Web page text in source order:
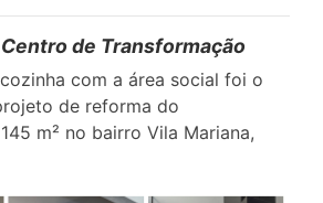
de Transformação
com a área social foi o
de reforma do
m² no bairro Vila Mariana,